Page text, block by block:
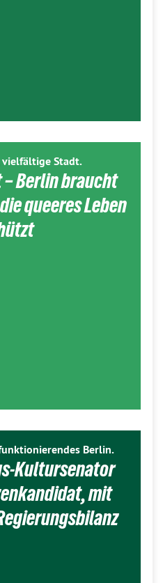
vielfältige Stadt.
Berlin braucht
queeres Leben
Berlin.
Kultursenator
mit